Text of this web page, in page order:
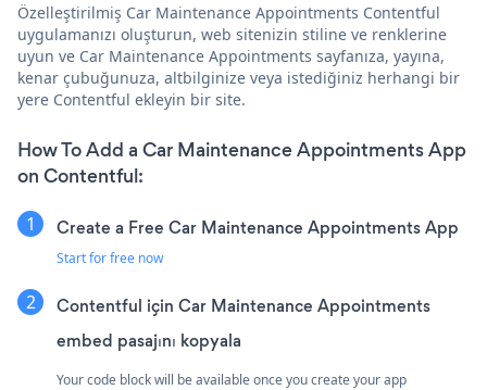
Özelleştirilmiş Car Maintenance Appointments Contentful
uygulamanızı oluşturun, web sitenizin stiline ve renklerine
uyun ve Car Maintenance Appointments sayfanıza, yayına,
kenar çubuğunuza, altbilginize veya istediğiniz herhangi bir
yere Contentful ekleyin bir site.
How To Add a Car Maintenance Appointments App
on Contentful:
Create a Free Car Maintenance Appointments App
Start for free now
Contentful için Car Maintenance Appointments
embed pasajını kopyala
Your code block will be available once you create your app